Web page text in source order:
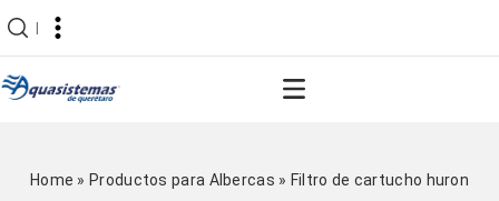
|
Home » Productos para Albercas » Filtro de cartucho huron